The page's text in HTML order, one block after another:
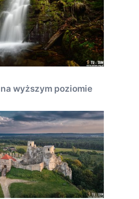
na wyższym poziomie